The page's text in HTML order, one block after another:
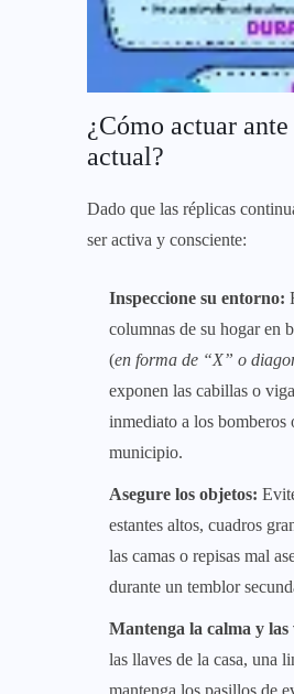
¿Cómo actuar
actual?
Dado que las réplicas
ser activa y consciente:
Inspeccione su entorno:
columnas de su hogar en
(en forma de “X” o
exponen las cabillas o
inmediato a los
municipio.
Asegure los objetos:
estantes altos, cuadros
las camas o repisas mal
durante un temblor
Mantenga la calma y las
las llaves de la casa, una
mantenga los pasillos de